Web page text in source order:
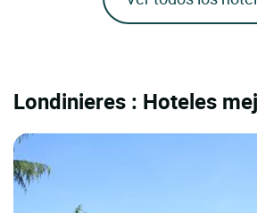
Londinieres : Hoteles